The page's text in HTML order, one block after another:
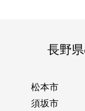
長野
松本市
須坂市